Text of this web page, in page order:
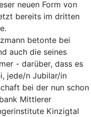
neuen Form von
bereits im dritten
betonte bei
auch die seines
- darüber, dass es
jede/n Jubilar/in
bei der nun schon
Mittlerer
Kinzigtal